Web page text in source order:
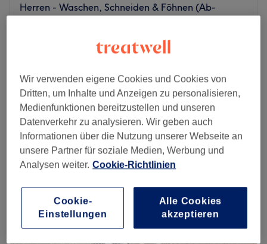
Herren - Waschen, Schneiden & Föhnen (Ab-
Schnellansicht Saloninfos
Montag 10:00– 19:00
Dienstag
10:00–19:00
Mittwoch
10:00–19:00
Donnerstag
10:00–19:00
Freitag
10:00–19:00
Samstag
10:00– 14:00
Sonntag
Einen wunderschönen Haarschnitt, neuartige
Strähnentechniken und nachhaltige Pflege – all das
bekommst du bei Sophie Haarkunst und Kosmetik mitten
in Düsseldorf! Hier steht die Gesundheit des Haares und
Wir verwenden eigene Cookies und Cookies von
Dritten, um Inhalte und Anzeigen zu personalisieren,
Medienfunktionen bereitzustellen und unseren
Datenverkehr zu analysieren. Wir geben auch
Informationen über die Nutzung unserer Webseite an
unsere Partner für soziale Medien, Werbung und
Analysen weiter. Cookie-Richtlinien
Cookie-
Einstellungen
Alle Cookies
akzeptieren